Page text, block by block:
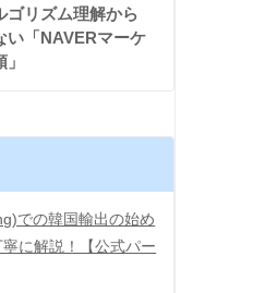
ゴリズム理解から
い「NAVERマーケ
での韓国輸出の始め
に解説！【公式パー